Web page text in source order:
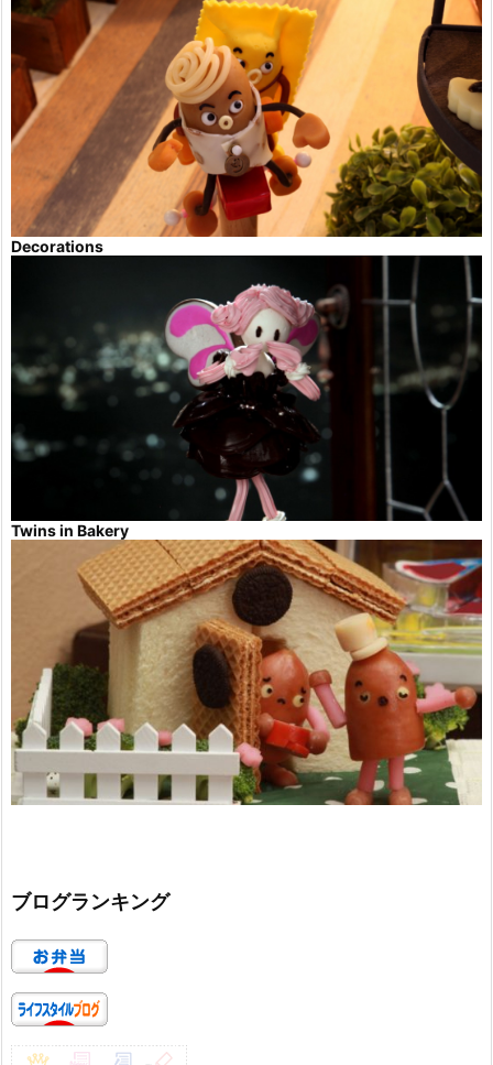
Decorations
Twins in Bakery
ブログランキング